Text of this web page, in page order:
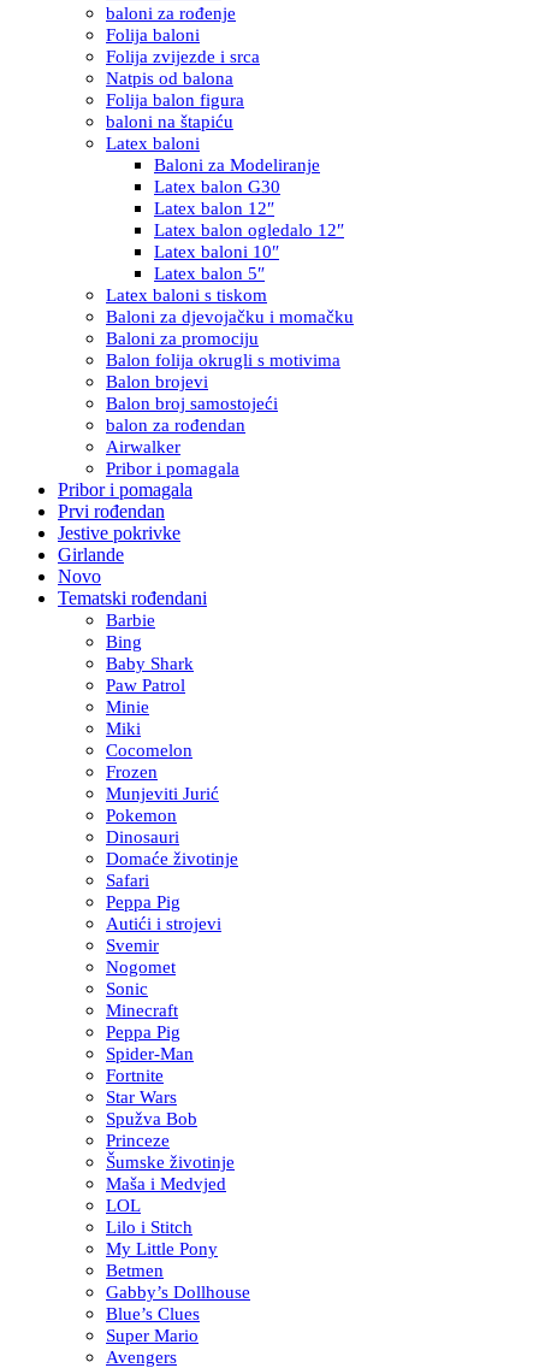
baloni za rođenje
Folija baloni
Folija zvijezde i srca
Natpis od balona
Folija balon figura
baloni na štapiću
Latex baloni
Baloni za Modeliranje
Latex balon G30
Latex balon 12″
Latex balon ogledalo 12″
Latex baloni 10″
Latex balon 5″
Latex baloni s tiskom
Baloni za djevojačku i momačku
Baloni za promociju
Balon folija okrugli s motivima
Balon brojevi
Balon broj samostojeći
balon za rođendan
Airwalker
Pribor i pomagala
Pribor i pomagala
Prvi rođendan
Jestive pokrivke
Girlande
Novo
Tematski rođendani
Barbie
Bing
Baby Shark
Paw Patrol
Minie
Miki
Cocomelon
Frozen
Munjeviti Jurić
Pokemon
Dinosauri
Domaće životinje
Safari
Peppa Pig
Autići i strojevi
Svemir
Nogomet
Sonic
Minecraft
Peppa Pig
Spider-Man
Fortnite
Star Wars
Spužva Bob
Princeze
Šumske životinje
Maša i Medvjed
LOL
Lilo i Stitch
My Little Pony
Betmen
Gabby’s Dollhouse
Blue’s Clues
Super Mario
Avengers